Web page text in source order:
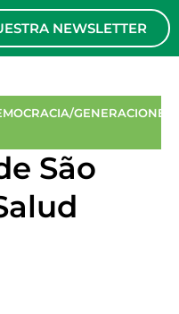
NEWSLETTER
GENERACIONES
São